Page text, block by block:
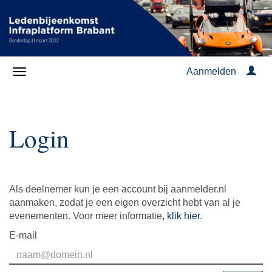
Aanmelden
Login
Als deelnemer kun je een account bij aanmelder.nl
aanmaken, zodat je een eigen overzicht hebt van al je
evenementen. Voor meer informatie, klik hier.
E-mail